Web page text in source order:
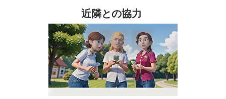
近隣との協力